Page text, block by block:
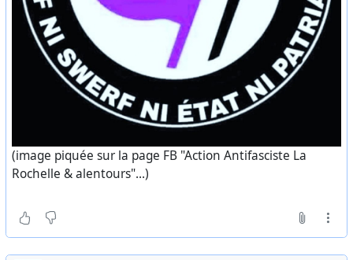
(image piquée sur la page FB "Action Antifasciste La
Rochelle & alentours"...)